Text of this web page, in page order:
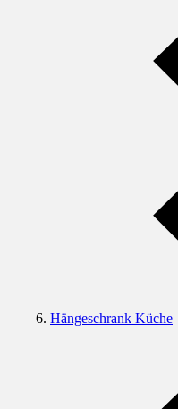
Hängeschrank Küche